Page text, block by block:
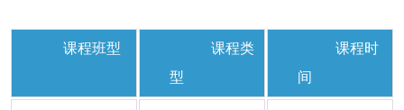
课程班型
课程类
型
课程时
间